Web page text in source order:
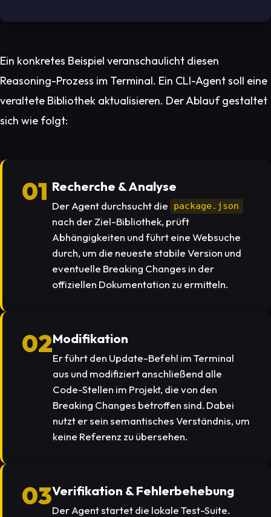
Ein konkretes Beispiel veranschaulicht diesen
Reasoning-Prozess im Terminal. Ein CLI-Agent soll eine
veraltete Bibliothek aktualisieren. Der Ablauf gestaltet
sich wie folgt:
01 Recherche & Analyse
Der Agent durchsucht die package.json
nach der Ziel-Bibliothek, prüft
Abhängigkeiten und führt eine Websuche
durch, um die neueste stabile Version und
eventuelle Breaking Changes in der
offiziellen Dokumentation zu ermitteln.
02Modifikation
Er führt den Update-Befehl im Terminal
aus und modifiziert anschließend alle
Code-Stellen im Projekt, die von den
Breaking Changes betroffen sind. Dabei
nutzt er sein semantisches Verständnis, um
keine Referenz zu übersehen.
03Verifikation & Fehlerbehebung
Der Agent startet die lokale Test-Suite.